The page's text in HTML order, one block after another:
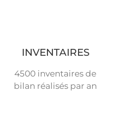
INVENTAIRES
4500 inventaires de
bilan réalisés par an